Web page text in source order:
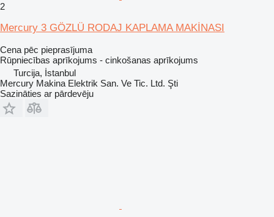
2
Mercury 3 GÖZLÜ RODAJ KAPLAMA MAKİNASI
Cena pēc pieprasījuma
Rūpniecības aprīkojums - cinkošanas aprīkojums
Turcija, İstanbul
Mercury Makina Elektrik San. Ve Tic. Ltd. Şti
Sazināties ar pārdevēju